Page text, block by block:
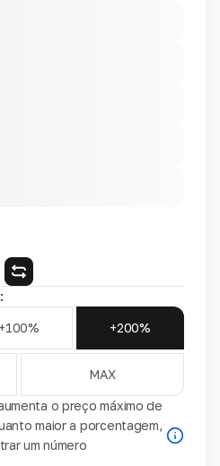
+100% +200%
MAX
o preço máximo de
maior a porcentagem,
um número